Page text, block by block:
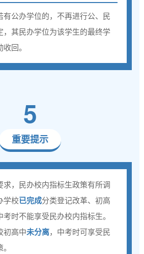
有公办学位的，不再进行公、民
，其民办学位为该学生的最终学
回。
5
重要提示
求，民办校内指标生政策有所调
学校已完成分类登记改革、初高
时不能享受民办校内指标生。
初高中未分离，中考时可享受民